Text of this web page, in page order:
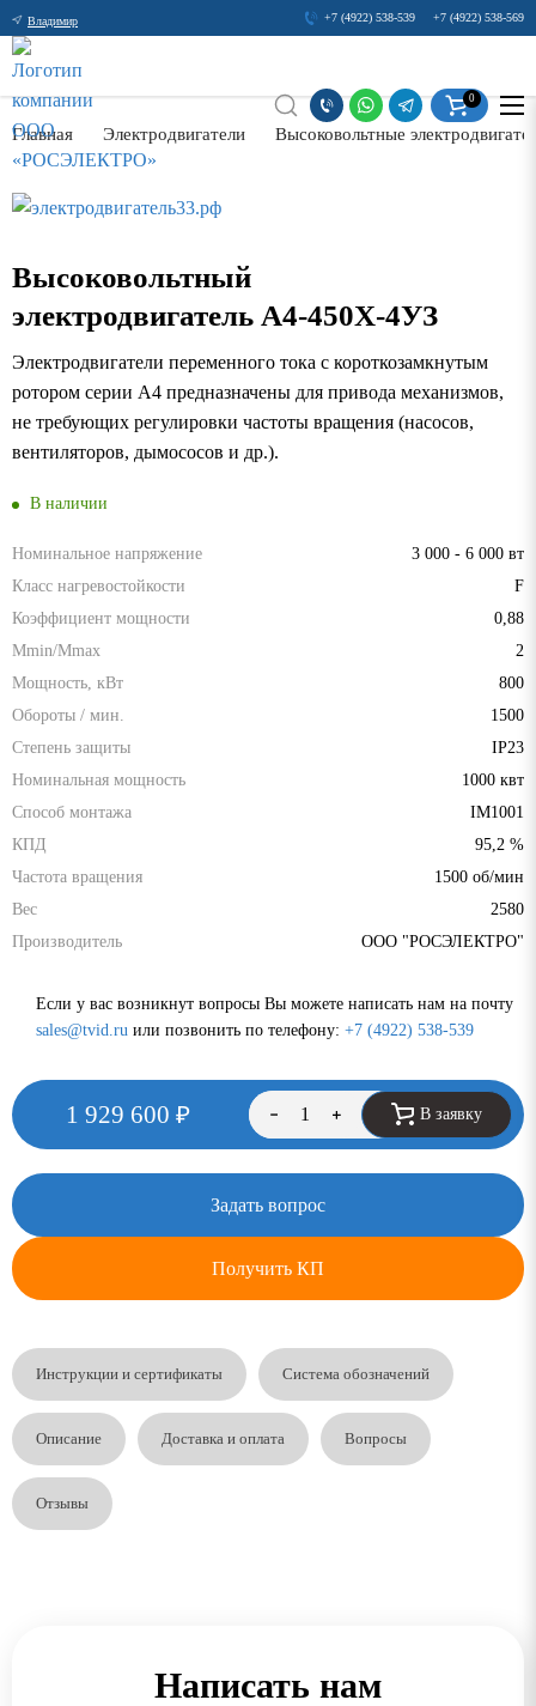
Владимир +7 (4922) 538-539 +7 (4922) 538-569
0
Главная Электродвигатели Высоковольтные
Высоковольтный
электродвигатель А4-450Х-4УЗ
Электродвигатели переменного тока с короткозамкнутым
ротором серии А4 предназначены для привода механизмов,
не требующих регулировки частоты вращения (насосов,
вентиляторов, дымососов и др.).
В наличии
Номинальное напряжение
3 000 - 6 000 вт
Класс нагревостойкости
F
Коэффициент мощности
0,88
Mmin/Mmax
2
Мощность, кВт
800
Обороты / мин.
1500
Степень защиты
IP23
Номинальная мощность
1000 квт
Способ монтажа
IM1001
КПД
95,2 %
Частота вращения
1500 об/мин
Вес
2580
Производитель
ООО "РОСЭЛЕКТРО"
Если у вас возникнут вопросы Вы можете написать нам на почту
sales@tvid.ru или позвонить по телефону: +7 (4922) 538-539
1 929 600 ₽ В заявку
Задать вопрос
Получить КП
Инструкции и сертификаты Система обозначений
Описание Доставка и оплата Вопросы
Отзывы
Написать нам